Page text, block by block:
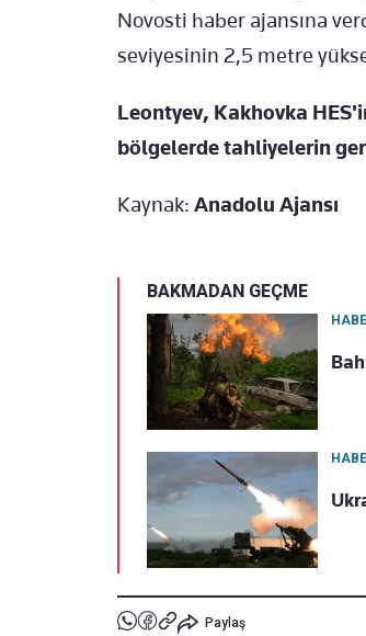
Novosti haber ajansına
seviyesinin 2,5 metre
Leontyev, Kakhovka
bölgelerde tahliyelerin
Kaynak: Anadolu Ajansı
BAKMADAN GEÇME
Paylaş